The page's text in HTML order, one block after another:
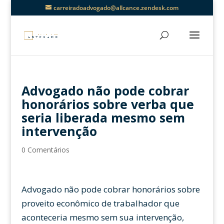
carreiradoadvogado@allcance.zendesk.com
Advogado não pode cobrar
honorários sobre verba que
seria liberada mesmo sem
intervenção
0 Comentários
Advogado não pode cobrar honorários sobre
proveito econômico de trabalhador que
aconteceria mesmo sem sua intervenção,